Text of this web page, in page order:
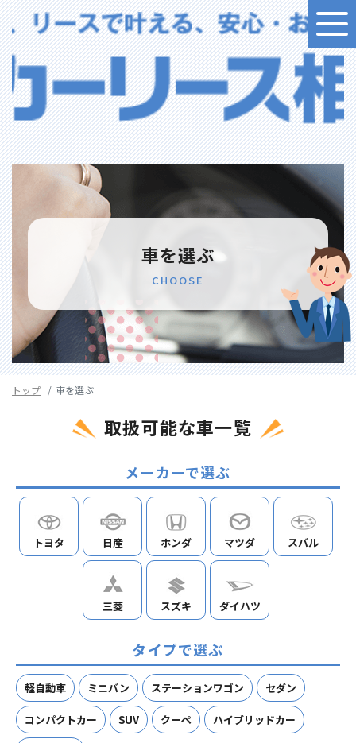
車を選ぶ
CHOOSE
トップ 車を選ぶ
取扱可能な車一覧
メーカーで選ぶ
トヨタ 日産 ホンダ マツダ スバル
三菱 スズキ ダイハツ
タイプで選ぶ
軽自動車 ミニバン ステーションワゴン セダン
コンパクトカー SUV クーペ ハイブリッドカー